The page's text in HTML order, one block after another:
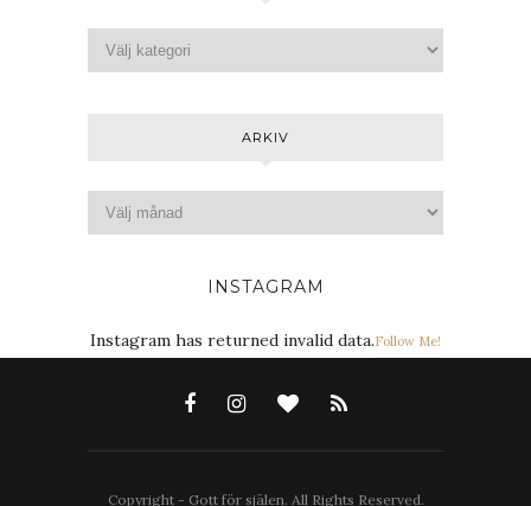
ARKIV
INSTAGRAM
Instagram has returned invalid data.Follow Me!
Copyright - Gott för själen. All Rights Reserved.